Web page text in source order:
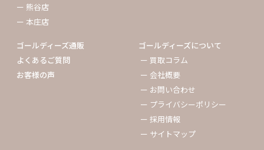
ー 熊谷店
ー 本庄店
ゴールディーズ通販
よくあるご質問
お客様の声
ゴールディーズについて
ー 買取コラム
ー 会社概要
ー お問い合わせ
ー プライバシーポリシー
ー 採用情報
ー サイトマップ